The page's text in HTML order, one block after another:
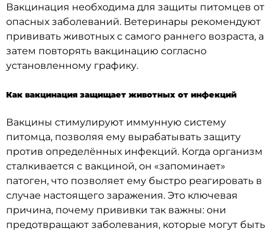
Вакцинация необходима для защиты питомцев от
опасных заболеваний. Ветеринары рекомендуют
прививать животных с самого раннего возраста, а
затем повторять вакцинацию согласно
установленному графику.
Как вакцинация защищает животных от инфекций
Вакцины стимулируют иммунную систему
питомца, позволяя ему вырабатывать защиту
против определённых инфекций. Когда организм
сталкивается с вакциной, он «запоминает»
патоген, что позволяет ему быстро реагировать в
случае настоящего заражения. Это ключевая
причина, почему прививки так важны: они
предотвращают заболевания, которые могут быть